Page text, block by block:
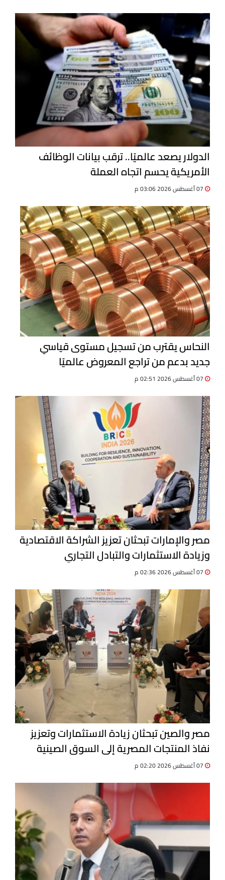
الدولار يصعد عالميًا.. ترقب بيانات الوظائف
الأمريكية يحسم اتجاه العملة
النحاس يقترب من تسجيل مستوى قياسي
جديد بدعم من تراجع المعروض عالميًا
مصر والإمارات تبحثان تعزيز الشراكة الاقتصادية
وزيادة الاستثمارات والتبادل التجاري
مصر والصين تبحثان زيادة الاستثمارات وتعزيز
نفاذ المنتجات المصرية إلى السوق الصينية